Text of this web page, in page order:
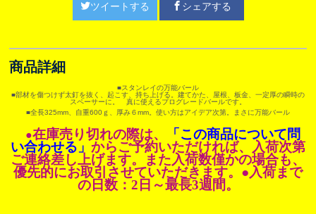
ツイートする シェアする
商品詳細
■スタンレイの万能バール
■部材を傷つけず太釘を抜く、起こす、持ち上げる。建てかた、屋根、板金、一定厚の瞬時の
スペーサーに。 真に使えるプログレードバールです。
■全長325mm、自重600ｇ、厚み６mm。使い方はアイデア次第。まさに万能バール
●在庫売り切れの際は、
「この商品について問
い合わせる」 からご予約いただければ、入荷次第
ご連絡差し上げます。また入荷数僅かの場合も、
優先的にお取引させていただきます。●入荷まで
の日数：2日～最長3週間。